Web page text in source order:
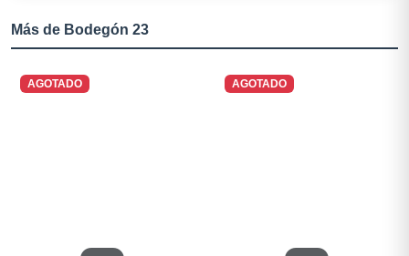
Más de Bodegón 23
AGOTADO AGOTADO